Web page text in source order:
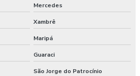
Mercedes
Xambrê
Maripá
Guaraci
São Jorge do Patrocínio